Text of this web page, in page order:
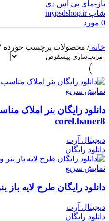
0 مورد
خانه/ محصولات برچسب خورده
نمایش سریع
دانلود رایگان بنر املاک
corel.baner8
دیجیتال آرت
دانلود رایگان
نمایش سریع
دانلود رایگان طرح لایه
دیجیتال آرت
دانلود رایگان